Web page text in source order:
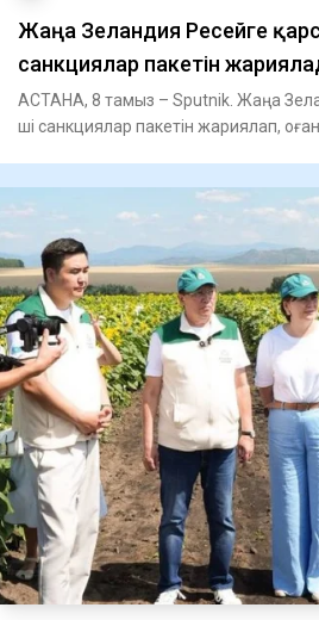
Жаңа Зеландия Ресейге
санкциялар пакетін
АСТАНА, 8 тамыз – Sputnik. Жаңа
ші санкциялар пакетін жариялап,